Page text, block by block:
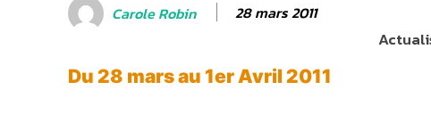
Carole Robin 28 mars 2011
Du 28 mars au 1er Avril 2011